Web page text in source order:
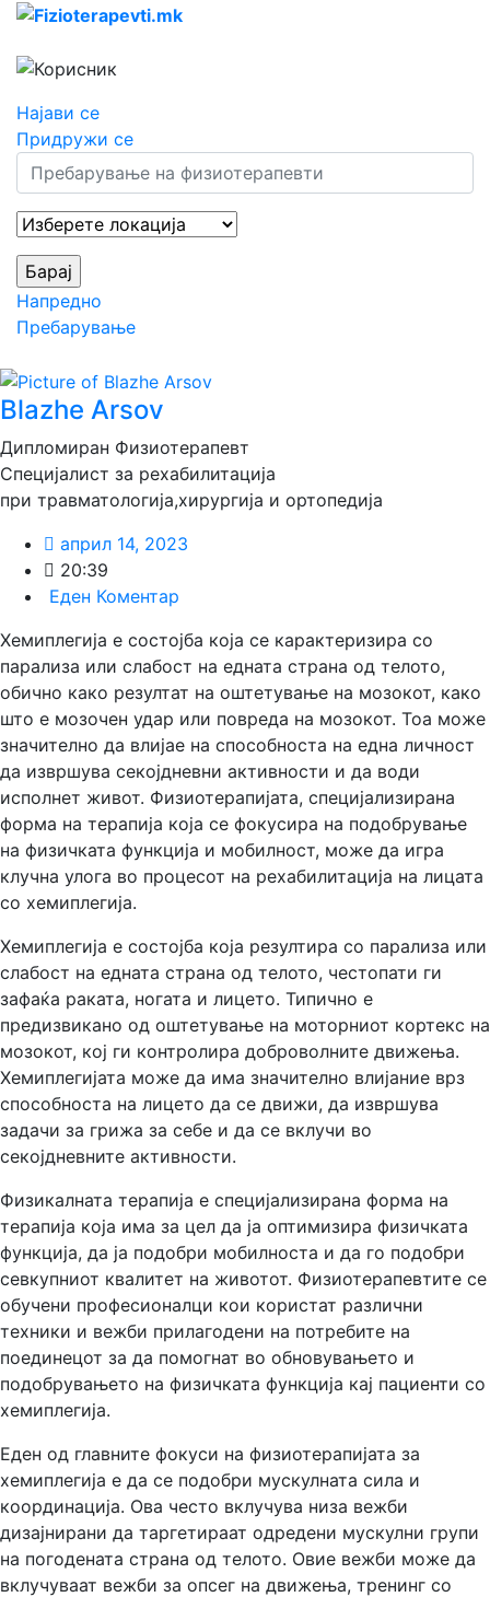
Најави се
Придружи се
Напредно
Пребарување
Blazhe Arsov
Дипломиран Физиотерапевт
Специјалист за рехабилитација
при травматологија,хирургија и ортопедија
април 14, 2023
20:39
Еден Коментар
Хемиплегија е состојба која се карактеризира со
парализа или слабост на едната страна од телото,
обично како резултат на оштетување на мозокот, како
што е мозочен удар или повреда на мозокот. Тоа може
значително да влијае на способноста на една личност
да извршува секојдневни активности и да води
исполнет живот. Физиотерапијата, специјализирана
форма на терапија која се фокусира на подобрување
на физичката функција и мобилност, може да игра
клучна улога во процесот на рехабилитација на лицата
со хемиплегија.
Хемиплегија е состојба која резултира со парализа или
слабост на едната страна од телото, честопати ги
зафаќа раката, ногата и лицето. Типично е
предизвикано од оштетување на моторниот кортекс на
мозокот, кој ги контролира доброволните движења.
Хемиплегијата може да има значително влијание врз
способноста на лицето да се движи, да извршува
задачи за грижа за себе и да се вклучи во
секојдневните активности.
Физикалната терапија е специјализирана форма на
терапија која има за цел да ја оптимизира физичката
функција, да ја подобри мобилноста и да го подобри
севкупниот квалитет на животот. Физиотерапевтите се
обучени професионалци кои користат различни
техники и вежби прилагодени на потребите на
поединецот за да помогнат во обновувањето и
подобрувањето на физичката функција кај пациенти со
хемиплегија.
Еден од главните фокуси на физиотерапијата за
хемиплегија е да се подобри мускулната сила и
координација. Ова често вклучува низа вежби
дизајнирани да таргетираат одредени мускулни групи
на погодената страна од телото. Овие вежби може да
вклучуваат вежби за опсег на движења, тренинг со